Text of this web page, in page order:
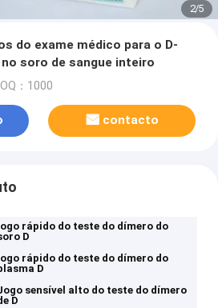
2/5
do exame médico para o D-
soro de sangue inteiro
：1000
contacto
rápido do teste do dímero do
D
rápido do teste do dímero do
D
sensível alto do teste do dímero
D